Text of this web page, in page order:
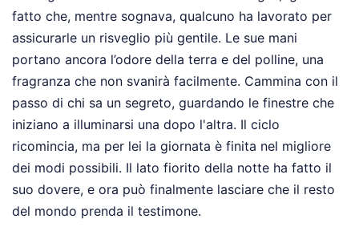
fatto che, mentre sognava, qualcuno ha lavorato per
assicurarle un risveglio più gentile. Le sue mani
portano ancora l’odore della terra e del polline, una
fragranza che non svanirà facilmente. Cammina con il
passo di chi sa un segreto, guardando le finestre che
iniziano a illuminarsi una dopo l'altra. Il ciclo
ricomincia, ma per lei la giornata è finita nel migliore
dei modi possibili. Il lato fiorito della notte ha fatto il
suo dovere, e ora può finalmente lasciare che il resto
del mondo prenda il testimone.